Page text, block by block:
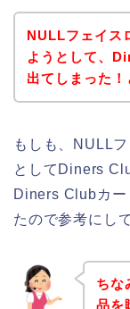
NULLフェイス
ようとして、
出てしまった
もしも、NULL
としてDiners
Diners Clubカー
たので参考にし
ちな
品を